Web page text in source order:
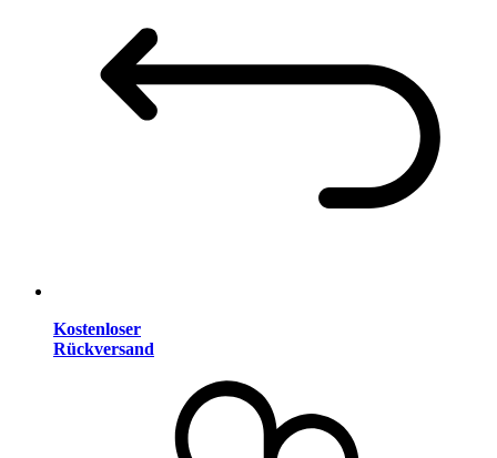
Kostenloser
Rückversand